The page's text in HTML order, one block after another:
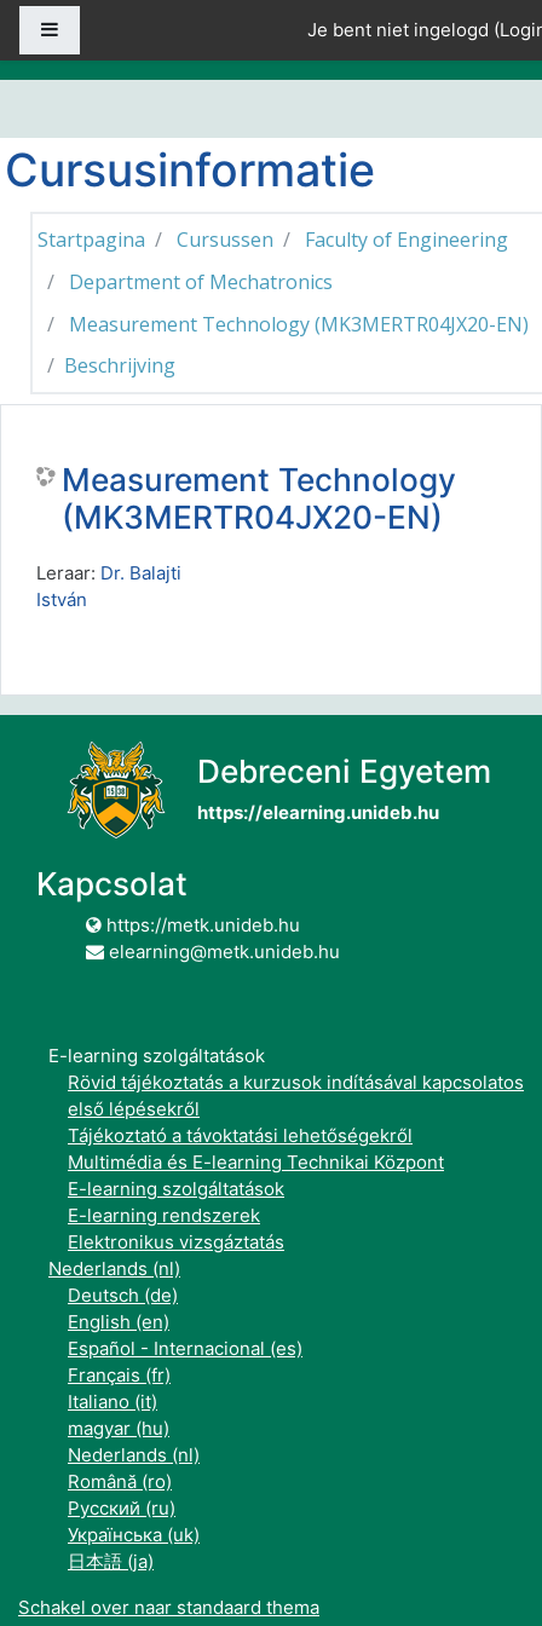
Ga naar hoofdinhoud
Je bent niet ingelogd (
Cursusinformatie
Startpagina Cursussen
Faculty of Engineering
Department of Mechatronics
Measurement Technology (MK3MERTR04JX20-EN)
Beschrijving
Measurement Technology
(MK3MERTR04JX20-EN)
Leraar: Dr. Balajti
István
Debreceni Egyetem
https://elearning.unideb.hu
Kapcsolat
https://metk.unideb.hu
elearning@metk.unideb.hu
E-learning szolgáltatások
Rövid tájékoztatás a kurzusok indításával kapcsolatos
első lépésekről
Tájékoztató a távoktatási lehetőségekről
Multimédia és E-learning Technikai Központ
E-learning szolgáltatások
E-learning rendszerek
Elektronikus vizsgáztatás
Nederlands ‎(nl)‎
Deutsch ‎(de)‎
English ‎(en)‎
Español - Internacional ‎(es)‎
Français ‎(fr)‎
Italiano ‎(it)‎
magyar ‎(hu)‎
Nederlands ‎(nl)‎
Română ‎(ro)‎
Русский ‎(ru)‎
Українська ‎(uk)‎
日本語 ‎(ja)‎
Schakel over naar standaard thema